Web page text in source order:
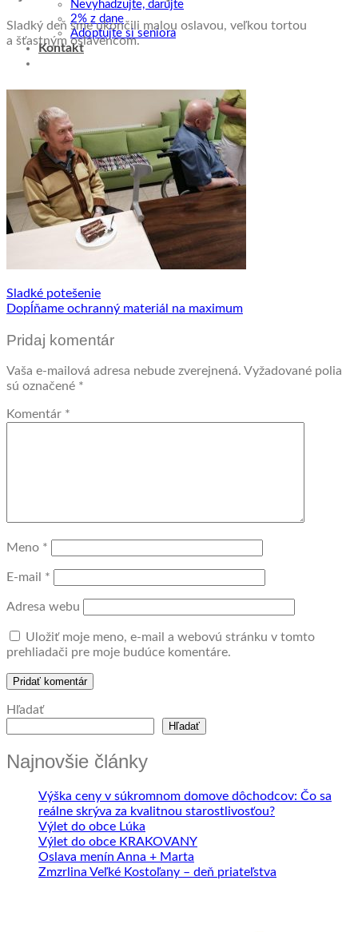
Nevyhadzujte, darujte
2% z dane
Adoptujte si seniora
Kontakt
Sladký deň sme ukončili malou oslavou, veľkou tortou
a šťastným oslávencom.
Sladké potešenie
Dopĺňame ochranný materiál na maximum
Pridaj komentár
Vaša e-mailová adresa nebude zverejnená. Vyžadované polia
sú označené *
Komentár *
Meno *
E-mail *
Adresa webu
Uložiť moje meno, e-mail a webovú stránku v tomto
prehliadači pre moje budúce komentáre.
Hľadať
Hľadať
Najnovšie články
Výška ceny v súkromnom domove dôchodcov: Čo sa
reálne skrýva za kvalitnou starostlivosťou?
Výlet do obce Lúka
Výlet do obce KRAKOVANY
Oslava menín Anna + Marta
Zmzrlina Veľké Kostoľany – deň priateľstva